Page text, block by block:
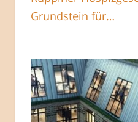
Grundstein für…